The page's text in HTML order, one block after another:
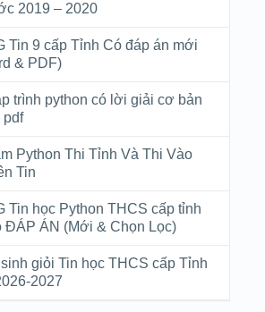
2019 – 2020
Tin 9 cấp Tỉnh Có đáp án mới
& PDF)
trình python có lời giải cơ bản
pdf
Python Thi Tỉnh Và Thi Vào
Tin
Tin học Python THCS cấp tỉnh
ĐÁP ÁN (Mới & Chọn Lọc)
giỏi Tin học THCS cấp Tỉnh
2027